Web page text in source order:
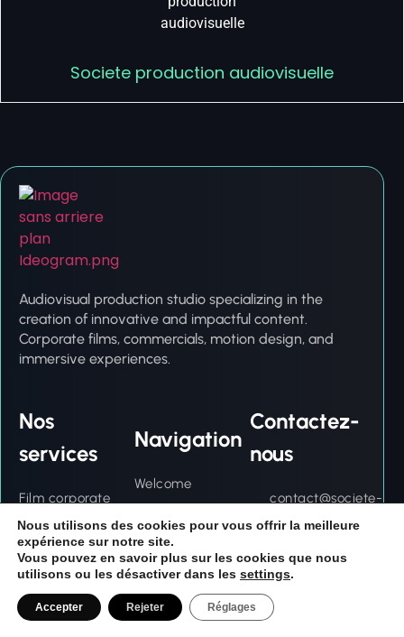
Societe production audiovisuelle
Audiovisual production studio specializing in the
creation of innovative and impactful content.
Corporate films, commercials, motion design, and
immersive experiences.
Nos
services
Film corporate
Spot publicitaire
Motion design
Vidéo drone
Captation
Navigation
Welcome
Portfolio
About
Glossary
Contactez-
nous
contact@societe-
production-
07 56 93 01 94
Nous utilisons des cookies pour vous offrir la meilleure
expérience sur notre site.
Vous pouvez en savoir plus sur les cookies que nous
utilisons ou les désactiver dans les settings.
Accepter Rejeter Réglages